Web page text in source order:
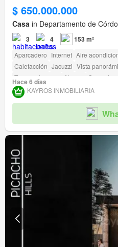
$ 650.000.000
Casa in Departamento de
3 4 153 m²
Aparcadero Internet Aire
Calefacción Jacuzzi Vista
Tanque de agua
Alarma Gas
Seguridad privada Gimnasio
Jardín
Acceso para personas con
Hace 6 días
KAYROS INMOBILIARIA